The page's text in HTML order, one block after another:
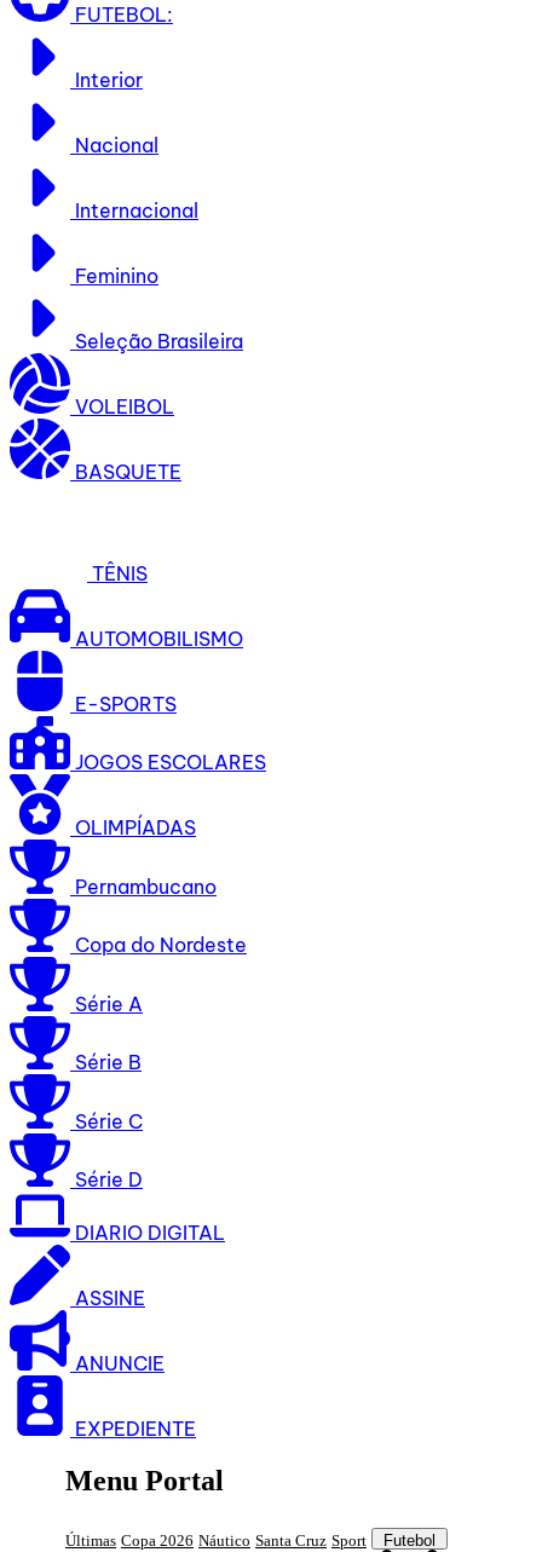
FUTEBOL:
Interior
Nacional
Internacional
Feminino
Seleção Brasileira
VOLEIBOL
BASQUETE
TÊNIS
AUTOMOBILISMO
E-SPORTS
JOGOS ESCOLARES
OLIMPÍADAS
Pernambucano
Copa do Nordeste
Série A
Série B
Série C
Série D
DIARIO DIGITAL
ASSINE
ANUNCIE
EXPEDIENTE
Menu Portal
Últimas Copa 2026 Náutico Santa Cruz Sport Futebol